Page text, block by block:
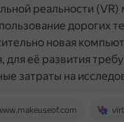
реальности (VR)
дорогих
новая
для её развития
затраты на